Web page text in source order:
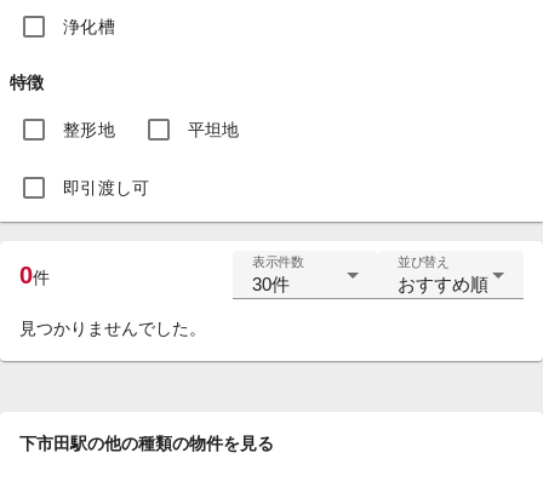
浄化槽
特徴
整形地 平坦地
即引渡し可
0件
表示件数
30件
並び替え
おすすめ順
見つかりませんでした。
下市田駅の他の種類の物件を見る